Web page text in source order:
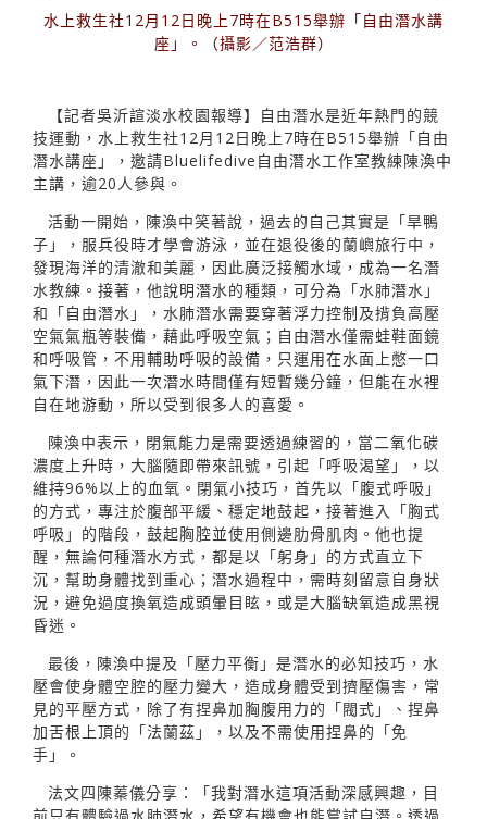
水上救生社12月12日晚上7時在B515舉辦「自由潛水講
座」。（攝影／范浩群）
【記者吳沂諠淡水校園報導】自由潛水是近年熱門的競
技運動，水上救生社12月12日晚上7時在B515舉辦「自由
潛水講座」，邀請Bluelifedive自由潛水工作室教練陳渙中
主講，逾20人參與。
活動一開始，陳渙中笑著說，過去的自己其實是「旱鴨
子」，服兵役時才學會游泳，並在退役後的蘭嶼旅行中，
發現海洋的清澈和美麗，因此廣泛接觸水域，成為一名潛
水教練。接著，他說明潛水的種類，可分為「水肺潛水」
和「自由潛水」，水肺潛水需要穿著浮力控制及揹負高壓
空氣氣瓶等裝備，藉此呼吸空氣；自由潛水僅需蛙鞋面鏡
和呼吸管，不用輔助呼吸的設備，只運用在水面上憋一口
氣下潛，因此一次潛水時間僅有短暫幾分鐘，但能在水裡
自在地游動，所以受到很多人的喜愛。
陳渙中表示，閉氣能力是需要透過練習的，當二氧化碳
濃度上升時，大腦隨即帶來訊號，引起「呼吸渴望」，以
維持96%以上的血氧。閉氣小技巧，首先以「腹式呼吸」
的方式，專注於腹部平緩、穩定地鼓起，接著進入「胸式
呼吸」的階段，鼓起胸腔並使用側邊肋骨肌肉。他也提
醒，無論何種潛水方式，都是以「躬身」的方式直立下
沉，幫助身體找到重心；潛水過程中，需時刻留意自身狀
況，避免過度換氧造成頭暈目眩，或是大腦缺氧造成黑視
昏迷。
最後，陳渙中提及「壓力平衡」是潛水的必知技巧，水
壓會使身體空腔的壓力變大，造成身體受到擠壓傷害，常
見的平壓方式，除了有捏鼻加胸腹用力的「閥式」、捏鼻
加舌根上頂的「法蘭茲」，以及不需使用捏鼻的「免
手」。
法文四陳蓁儀分享：「我對潛水這項活動深感興趣，目
前只有體驗過水肺潛水，希望有機會也能嘗試自潛。透過